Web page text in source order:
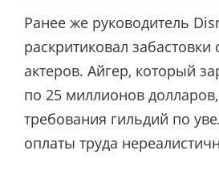
Ранее же руководитель
раскритиковал забастовки
актеров. Айгер, который
по 25 миллионов
требования гильдий по
оплаты труда